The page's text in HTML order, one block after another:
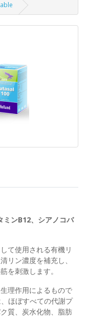
ンB12、シアノコバ
て使用される有機リ
リン濃度を補充し、
を刺激します。
理作用によるもので
ほぼすべての代謝プ
質、炭水化物、脂肪